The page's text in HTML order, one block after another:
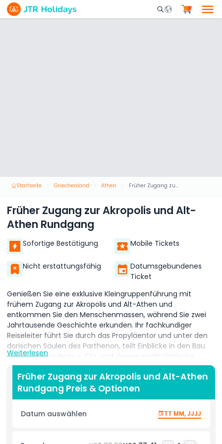
Mobile Search
Startseite Griechenland Athen Früher Zugang zur Akropolis und Alt-Athen Rundgang
Früher Zugang zur Akropolis und Alt-
Athen Rundgang
Sofortige Bestätigung Mobile Tickets
Nicht erstattungsfähig
Datumsgebundenes
Ticket
Genießen Sie eine exklusive Kleingruppenführung mit
frühem Zugang zur Akropolis und Alt-Athen und
entkommen Sie den Menschenmassen, während Sie zwei
Jahrtausende Geschichte erkunden. Ihr fachkundiger
Reiseleiter führt Sie durch das Propyläentor und unter den
dorischen Säulen des Parthenon, teilt Einblicke in den Bau
des 5. Jahrhunderts v. Chr. und dessen mythologische
Bedeutung. Schlendern Sie an der Kariatidenveranda des
Erechtheion vorbei und genießen Sie weitreichende
Panoramablicke auf die moderne Stadt darunter.
Absteigend in die atmosphärischen Straßen von Alt-Athen
entdecken Sie die versteckten Gassen von Plaka und die an
Klippen hängenden Häuser von Anafiotika. Erfahren Sie
Herrenhäusern, byzantinischen Kirchen und den antiken
Weiterlesen
Früher Zugang zur Akropolis und Alt-Athen
Rundgang Preis & Optionen
Datum auswählen TT MM, JJJJ